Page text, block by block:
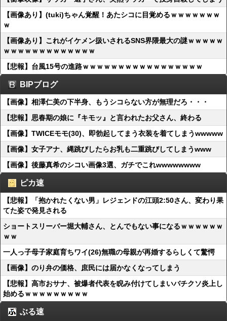
【画像あり】(tuki)ちゃん覚醒！あたシコに目覚めるｗｗｗｗｗｗｗ
ｗ
【画像あり】これがイケメン扱いされるSNS界隈最大の謎ｗｗｗｗｗ
ｗｗｗｗｗｗｗｗｗｗｗｗｗ
【悲報】台風15号の進路ｗｗｗｗｗｗｗｗｗｗｗｗｗｗｗｗｗ
BIPブログ
【画像】相澤仁美の下半身、もうシコらない方が無理だろ・・・
【悲報】思春期の娘に『キモッ』と言われたお父さん、終わる
【画像】TWICEモモ(30)、即勃起してまう衣装を着てしまうwwwww
【画像】女子アナ、縄跳びしたらお乳も二重跳びしてしまうwww
【画像】後藤真希のシコい画像3選、ガチでこれwwwwwwww
ピカ速
【悲報】「抱かれたくない男」レジェンドの江頭2:50さん、変わり果
てた姿で発見される
ショートスリーバー堀大輔さん、とんでもない事になるｗｗｗｗｗｗ
ｗｗ
一人っ子母子家庭育ちワイ(26)無職の母親が再婚するらしくて驚愕
【画像】のり弁の価格、庶民には届かなくなってしまう
【悲報】高市おサナ、被爆者代表を睨み付けてしまいバチクソ炎上し
始めるｗｗｗｗｗｗｗｗｗ
ぶる速